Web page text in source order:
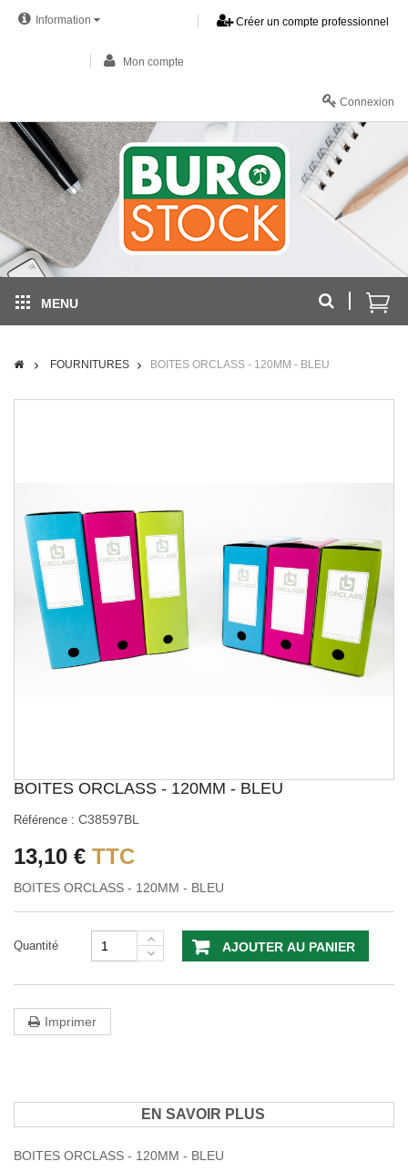
Information Créer un compte professionnel
Mon compte
Connexion
MENU
FOURNITURES BOITES ORCLASS - 120MM - BLEU
BOITES ORCLASS - 120MM - BLEU
Référence : C38597BL
13,10 € TTC
BOITES ORCLASS - 120MM - BLEU
Quantité AJOUTER AU PANIER
Imprimer
EN SAVOIR PLUS
BOITES ORCLASS - 120MM - BLEU